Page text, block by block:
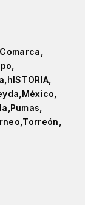
Comarca
hISTORIA
México
Pumas
Torreón